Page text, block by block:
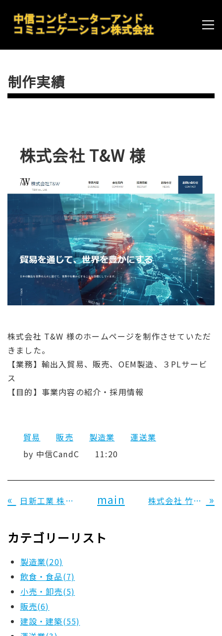
制作実績
株式会社 T&W 様
株式会社 T&W 様のホームページを制作させていただ
きました。
【業務】輸出入貿易、販売、OEM製造、３PLサービ
ス
【目的】事業内容の紹介・採用情報
貿易 販売 製造業
運送業
by 中信CandC 11:20
« 日新工業 株式会社 様 main 株式会社 竹村設備工業所 様 »
カテゴリーリスト
製造業(20)
飲食・食品(7)
小売・卸売(5)
販売(6)
建設・建築(55)